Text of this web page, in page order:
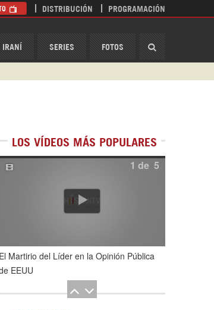
IRANÍ SERIES FOTOS
DISTRIBUCIÓN PROGRAMACIÓN
LOS VÍDEOS MÁS POPULARES
1 de 5
El Martirio del Líder en la Opinión Pública
EEUU